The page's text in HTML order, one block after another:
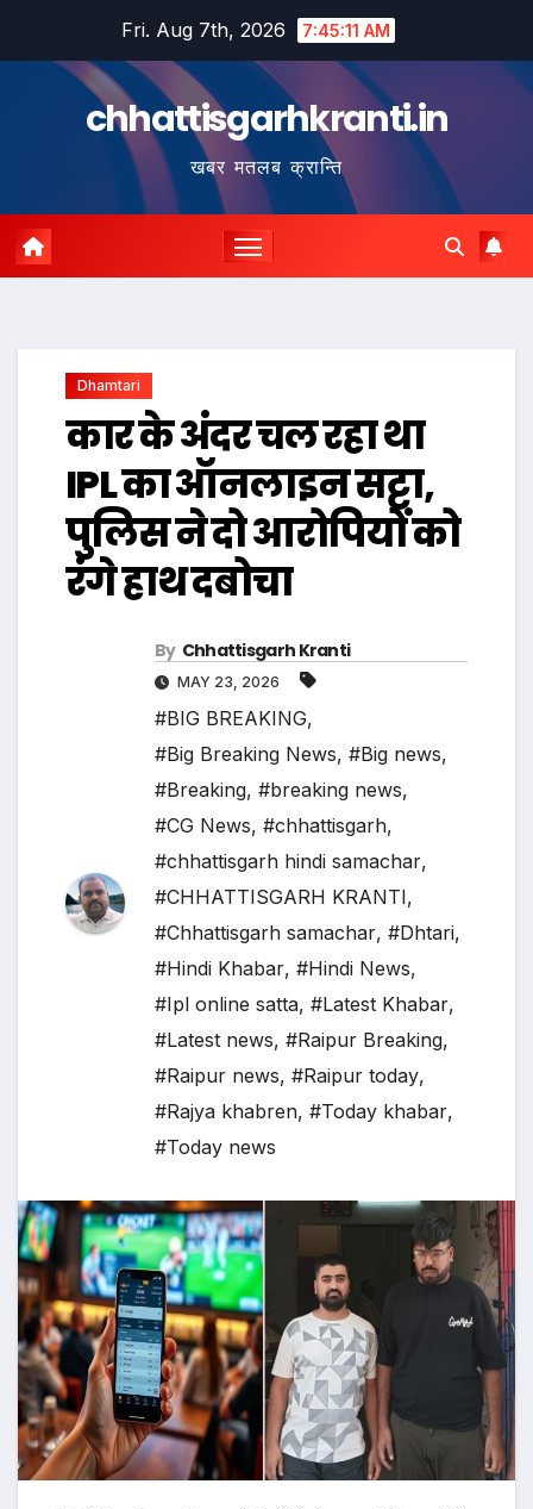
Fri. Aug 7th, 2026 7:45:12 AM
chhattisgarhkranti.in
खबर मतलब क्रान्ति
Dhamtari
कार के अंदर चल रहा था
IPL का ऑनलाइन सट्टा,
पुलिस ने दो आरोपियों को
रंगे हाथ दबोचा
By Chhattisgarh Kranti
MAY 23, 2026
#BIG BREAKING,
#Big Breaking News, #Big news,
#Breaking, #breaking news,
#CG News, #chhattisgarh,
#chhattisgarh hindi samachar,
#CHHATTISGARH KRANTI,
#Chhattisgarh samachar, #Dhtari,
#Hindi Khabar, #Hindi News,
#Ipl online satta, #Latest Khabar,
#Latest news, #Raipur Breaking,
#Raipur news, #Raipur today,
#Rajya khabren, #Today khabar,
#Today news